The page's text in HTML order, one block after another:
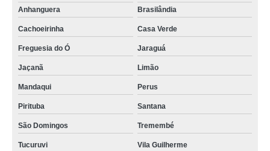
Anhanguera
Brasilândia
Cachoeirinha Casa Verde
Freguesia do Ó Jaraguá
Jaçanã Limão
Mandaqui Perus
Pirituba Santana
São Domingos Tremembé
Tucuruvi Vila Guilherme